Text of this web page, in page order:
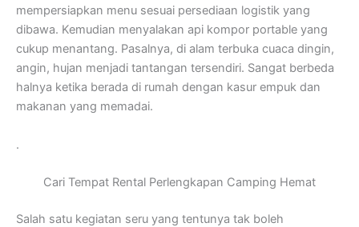
mempersiapkan menu sesuai persediaan logistik yang
dibawa. Kemudian menyalakan api kompor portable yang
cukup menantang. Pasalnya, di alam terbuka cuaca dingin,
angin, hujan menjadi tantangan tersendiri. Sangat berbeda
halnya ketika berada di rumah dengan kasur empuk dan
makanan yang memadai.
.
Cari Tempat Rental Perlengkapan Camping Hemat
Salah satu kegiatan seru yang tentunya tak boleh